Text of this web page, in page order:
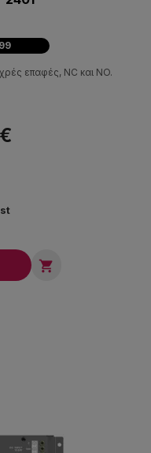
επαφές, NC και NO.
